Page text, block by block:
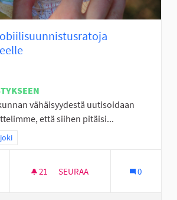
vähäisyydestä uutisoidaan
että siihen pitäisi...
mukaan: Pohjoinen Seinäjoki
21 21 SEURAAJAA
SEURAA 0